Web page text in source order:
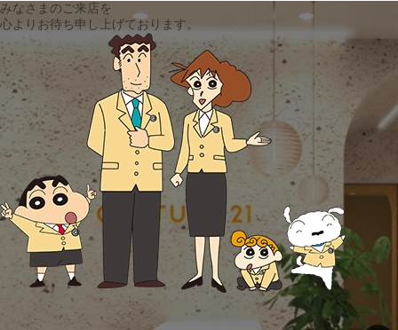
みなさまのご来店を
心よりお待ち申し上げております。